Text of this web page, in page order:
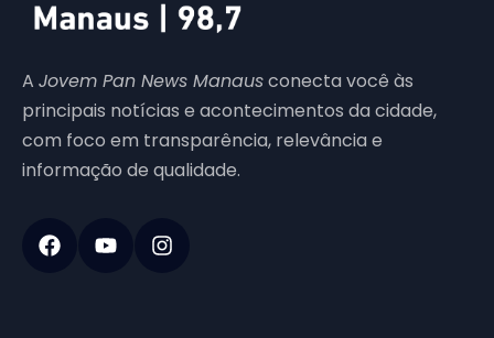
A Jovem Pan News Manausconecta você às
principais notícias e acontecimentos da cidade,
com foco em transparência, relevância e
informação de qualidade.